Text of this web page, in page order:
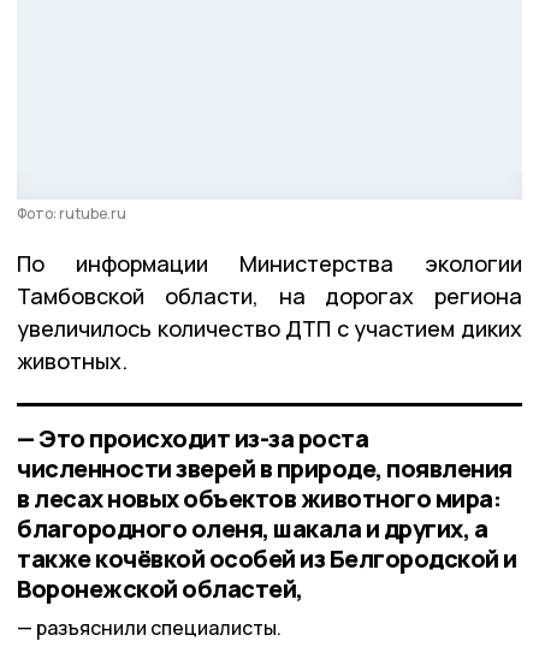
Фото: rutube.ru
По информации Министерства экологии
Тамбовской области, на дорогах региона
увеличилось количество ДТП с участием диких
животных.
— Это происходит из-за роста
численности зверей в природе, появления
в лесах новых объектов животного мира:
благородного оленя, шакала и других, а
также кочёвкой особей из Белгородской и
Воронежской областей,
разъяснили специалисты.